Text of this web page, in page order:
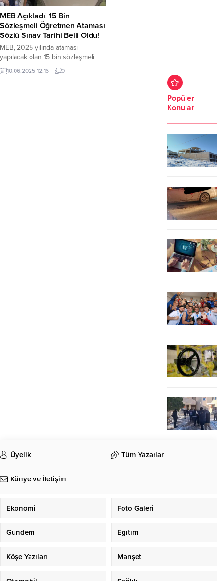
MEB Açıkladı! 15 Bin
Sözleşmeli Öğretmen Ataması
Sözlü Sınav Tarihi Belli Oldu!
MEB, 2025 yılında ataması
yapılacak olan 15 bin sözleşmeli
öğretmen için sözlü sınav tarihlerini
açıkladı. Sözlü sınavlar ne zaman
10.06.2025 12:16 0
Popüler
Konular
Üyelik Tüm Yazarlar
Künye ve İletişim
Ekonomi Foto Galeri
Gündem Eğitim
Köşe Yazıları Manşet